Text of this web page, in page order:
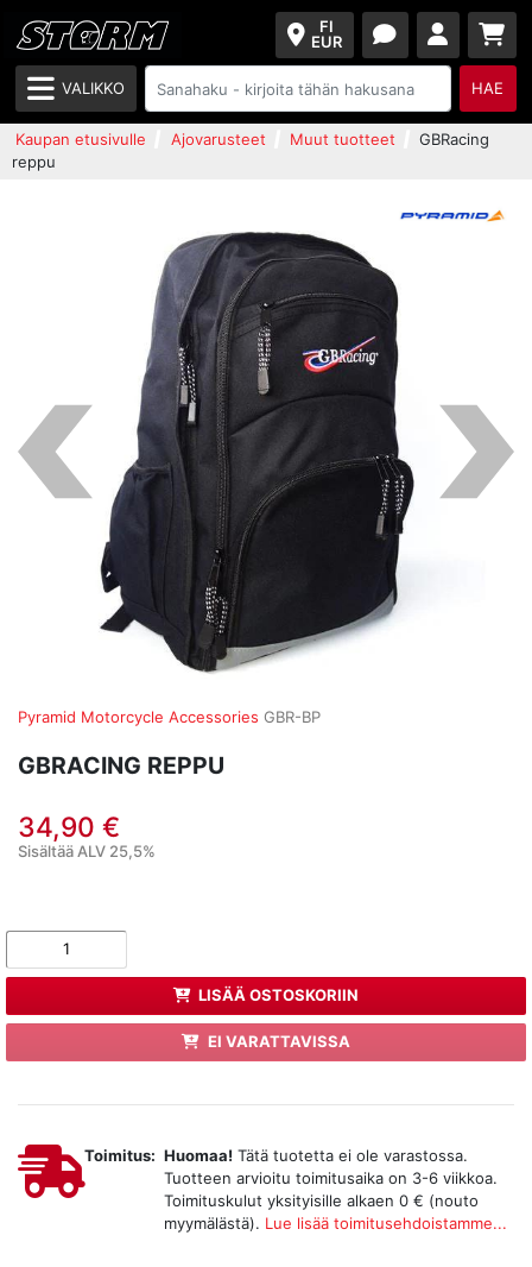
FI
EUR
VALIKKO HAE
Kaupan etusivulle Ajovarusteet Muut tuotteet
GBRacing
reppu
Pyramid Motorcycle Accessories GBR-BP
GBRACING REPPU
34,90 €
Sisältää ALV 25,5%
LISÄÄ OSTOSKORIIN
EI VARATTAVISSA
Toimitus: Huomaa! Tätä tuotetta ei ole varastossa.
Tuotteen arvioitu toimitusaika on 3-6 viikkoa.
Toimituskulut yksityisille alkaen 0 € (nouto
myymälästä). Lue lisää toimitusehdoistamme...